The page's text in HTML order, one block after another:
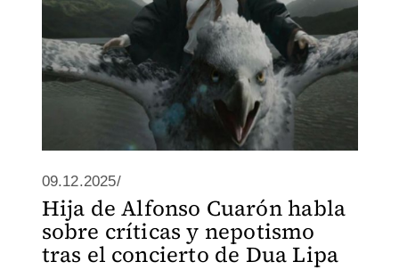
09.12.2025/
Hija de Alfonso Cuarón habla
sobre críticas y nepotismo
tras el concierto de Dua Lipa